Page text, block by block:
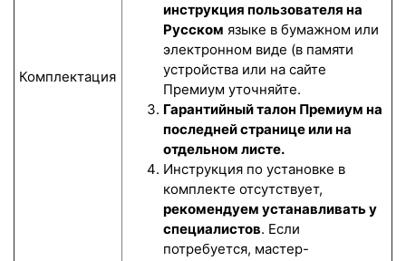
Комплектация
инструкция пользователя на
Русском языке в бумажном или
электронном виде (в памяти
устройства или на сайте
Премиум уточняйте.
Гарантийный талон Премиум на
последней странице или на
отдельном листе.
Инструкция по установке в
комплекте отсутствует,
рекомендуем устанавливать у
специалистов. Если
потребуется, мастер-